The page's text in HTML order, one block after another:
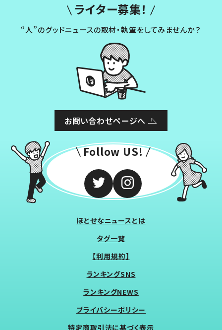
ライター募集！
“人”のグッドニュースの取材・執筆をしてみませんか？
お問い合わせページへ
Follow US!
ほとせなニュースとは
タグ一覧
【利用規約】
ランキングSNS
ランキングNEWS
プライバシーポリシー
特定商取引法に基づく表示